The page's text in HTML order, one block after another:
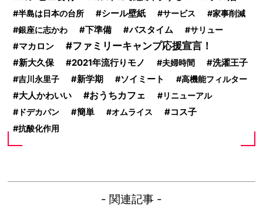
半島は日本の台所 シール壁紙 サービス
家事削減
銀座に志かわ
下準備 バスタイム サリュー
マカロン ファミリーキャンプ応援宣言！
新大久保 2021年流行りモノ 夫婦時間 洗濯王子
吉川永里子 新学期 ソイミート 高機能フィルター
大人かわいい おうちカフェ
リニューアル
ドデカパン
簡単 オムライス コス子
抗酸化作用
- 関連記事 -